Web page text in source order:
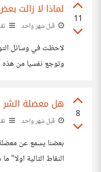
11
لماذا لا زالت
قبل شهر واحد
لاحظت في وسائل
وتوجع نفسيا من
8
هل معضلة الشر
قبل شهر واحد
بعضنا يسمع عن